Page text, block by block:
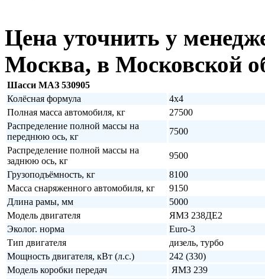
Цена уточнить у
Москва, в Московской
Шасси МАЗ 530905
Колёсная формула
4х4
Полная масса автомобиля, кг
27500
Распределение полной массы на
переднюю ось, кг
7500
Распределение полной массы на
заднюю ось, кг
9500
Грузоподъёмность, кг
8100
Масса снаряженного автомобиля, кг
9150
Длина рамы, мм
5000
Модель двигателя
ЯМЗ 238ДЕ2
Эколог. норма
Euro-3
Тип двигателя
дизель, турбо
Мощность двигателя, кВт (л.с.)
242 (330)
Модель коробки передач
ЯМЗ 239